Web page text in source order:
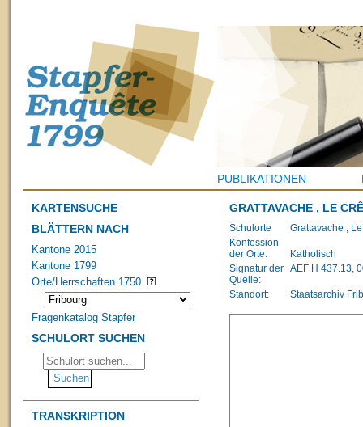
PUBLIKATIONEN
KARTENSUCHE
BLÄTTERN NACH
Kantone 2015
Kantone 1799
Orte/Herrschaften 1750
Fragenkatalog Stapfer
SCHULORT SUCHEN
TRANSKRIPTION
GRATTAVACHE , LE
Schulorte
Grattavache ,
Konfession
der Orte:
Katholisch
Signatur der
Quelle:
AEF H 437.13,
Standort: Staatsarchiv